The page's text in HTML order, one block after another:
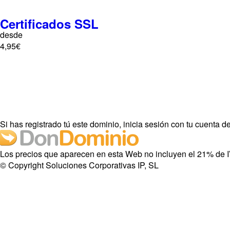
Certificados SSL
desde
4,95€
Si has registrado tú este dominio, inicia sesión con tu cuenta
Los precios que aparecen en esta Web no incluyen el 21% de
© Copyright Soluciones Corporativas IP, SL